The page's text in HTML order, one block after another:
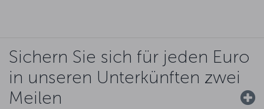
Sichern Sie sich für jeden Euro
in unseren Unterkünften zwei
Meilen